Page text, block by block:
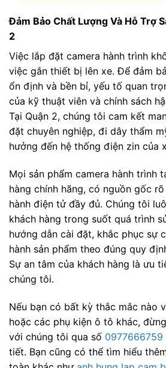
Đảm Bảo Chất Lượng Và Hỗ Trợ
2
Việc lắp đặt camera hành trình
việc gắn thiết bị lên xe. Để đảm
ổn định và bền bỉ, yếu tố quan
của kỹ thuật viên và chính sách
Tại Quận 2, chúng tôi cam kết
đặt chuyên nghiệp, đi dây thẩm
hưởng đến hệ thống điện zin của
Mọi sản phẩm camera hành trình
hàng chính hãng, có nguồn gốc
hành điện tử đầy đủ. Chúng tôi
khách hàng trong suốt quá trình
hướng dẫn cài đặt, khắc phục sự
hành sản phẩm theo đúng quy
Sự an tâm của khách hàng là ưu
chúng tôi.
Nếu bạn có bất kỳ thắc mắc nào
hoặc các phụ kiện ô tô khác,
với chúng tôi qua số 0977666759
tiết. Bạn cũng có thể tìm hiểu